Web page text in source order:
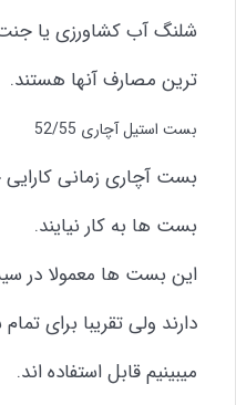
شلنگ آب کشاورزی یا
ترین مصارف آنها هستند.
بست استیل آچاری 52/55
بست آچاری زمانی
بست ها به کار نیایند.
این بست ها معمولا در
دارند ولی تقریبا برای
میبینیم قابل استفاده اند.